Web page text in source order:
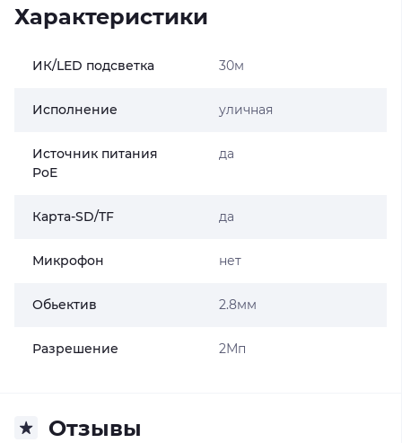
Характеристики
ИК/LED подсветка 30м
Исполнение уличная
Источник питания
PoE
да
Карта-SD/TF да
Микрофон нет
Обьектив 2.8мм
Разрешение 2Мп
Отзывы